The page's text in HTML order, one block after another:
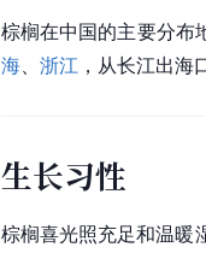
棕榈在中国的主要分布
海
浙江 ，从长江出
生长习性
棕榈喜光照充足和温暖